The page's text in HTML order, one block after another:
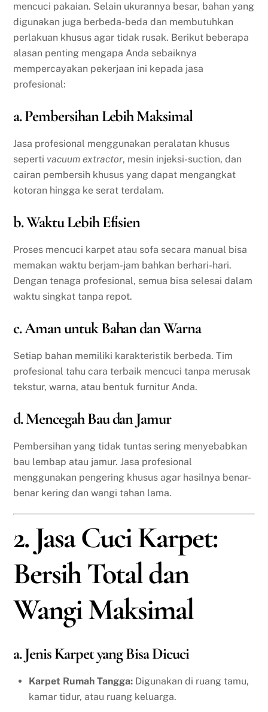
mencuci pakaian. Selain ukurannya besar, bahan yang
digunakan juga berbeda-beda dan membutuhkan
perlakuan khusus agar tidak rusak. Berikut beberapa
alasan penting mengapa Anda sebaiknya
mempercayakan pekerjaan ini kepada jasa
profesional:
a. Pembersihan Lebih Maksimal
Jasa profesional menggunakan peralatan khusus
seperti vacuum extractor, mesin injeksi-suction, dan
cairan pembersih khusus yang dapat mengangkat
kotoran hingga ke serat terdalam.
b. Waktu Lebih Efisien
Proses mencuci karpet atau sofa secara manual bisa
memakan waktu berjam-jam bahkan berhari-hari.
Dengan tenaga profesional, semua bisa selesai dalam
waktu singkat tanpa repot.
c. Aman untuk Bahan dan Warna
Setiap bahan memiliki karakteristik berbeda. Tim
profesional tahu cara terbaik mencuci tanpa merusak
tekstur, warna, atau bentuk furnitur Anda.
d. Mencegah Bau dan Jamur
Pembersihan yang tidak tuntas sering menyebabkan
bau lembap atau jamur. Jasa profesional
menggunakan pengering khusus agar hasilnya benar-
benar kering dan wangi tahan lama.
2. Jasa Cuci Karpet:
Bersih Total dan
Wangi Maksimal
a. Jenis Karpet yang Bisa Dicuci
Karpet Rumah Tangga: Digunakan di ruang tamu,
kamar tidur, atau ruang keluarga.